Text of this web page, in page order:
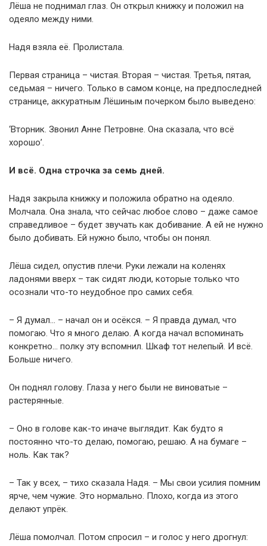
Лёша не поднимал глаз. Он открыл книжку и положил на
одеяло между ними.
Надя взяла её. Пролистала.
Первая страница – чистая. Вторая – чистая. Третья, пятая,
седьмая – ничего. Только в самом конце, на предпоследней
странице, аккуратным Лёшиным почерком было выведено:
‘Вторник. Звонил Анне Петровне. Она сказала, что всё
хорошо’.
И всё. Одна строчка за семь дней.
Надя закрыла книжку и положила обратно на одеяло.
Молчала. Она знала, что сейчас любое слово – даже самое
справедливое – будет звучать как добивание. А ей не нужно
было добивать. Ей нужно было, чтобы он понял.
Лёша сидел, опустив плечи. Руки лежали на коленях
ладонями вверх – так сидят люди, которые только что
осознали что-то неудобное про самих себя.
– Я думал… – начал он и осёкся. – Я правда думал, что
помогаю. Что я много делаю. А когда начал вспоминать
конкретно… полку эту вспомнил. Шкаф тот нелепый. И всё.
Больше ничего.
Он поднял голову. Глаза у него были не виноватые –
растерянные.
– Оно в голове как-то иначе выглядит. Как будто я
постоянно что-то делаю, помогаю, решаю. А на бумаге –
ноль. Как так?
– Так у всех, – тихо сказала Надя. – Мы свои усилия помним
ярче, чем чужие. Это нормально. Плохо, когда из этого
делают упрёк.
Лёша помолчал. Потом спросил – и голос у него дрогнул: